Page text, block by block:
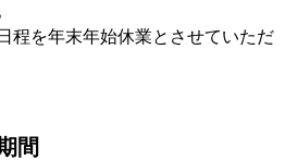
程を年末年始休業とさせていただ
間